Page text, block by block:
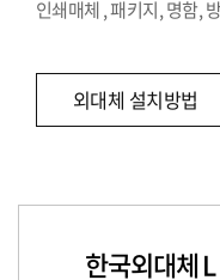
인쇄매체 , 패키지, 명함,
외대체 설치방법
한국외대체 L